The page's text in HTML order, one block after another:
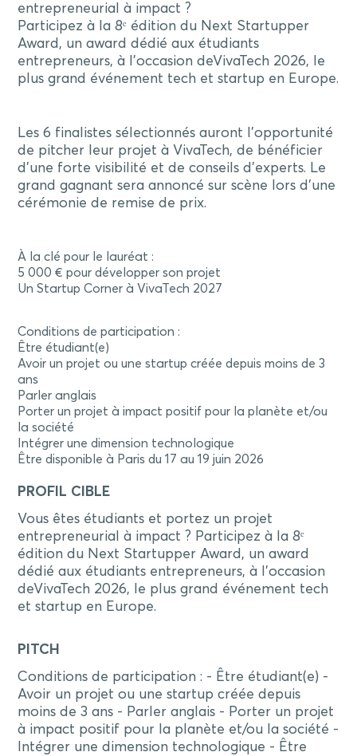
entrepreneurial à impact ?
Participez à la 8ᵉ édition du Next Startupper
Award, un award dédié aux étudiants
entrepreneurs, à l’occasion deVivaTech 2026, le
plus grand événement tech et startup en Europe.
Les 6 finalistes sélectionnés auront l’opportunité
de pitcher leur projet à VivaTech, de bénéficier
d’une forte visibilité et de conseils d’experts. Le
grand gagnant sera annoncé sur scène lors d’une
cérémonie de remise de prix.
À la clé pour le lauréat :
5 000 € pour développer son projet
Un Startup Corner à VivaTech 2027
Conditions de participation :
Être étudiant(e)
Avoir un projet ou une startup créée depuis moins de 3
ans
Parler anglais
Porter un projet à impact positif pour la planète et/ou
la société
Intégrer une dimension technologique
Être disponible à Paris du 17 au 19 juin 2026
PROFIL CIBLE
Vous êtes étudiants et portez un projet
entrepreneurial à impact ? Participez à la 8ᵉ
édition du Next Startupper Award, un award
dédié aux étudiants entrepreneurs, à l’occasion
deVivaTech 2026, le plus grand événement tech
et startup en Europe.
PITCH
Conditions de participation : - Être étudiant(e) -
Avoir un projet ou une startup créée depuis
moins de 3 ans - Parler anglais - Porter un projet
à impact positif pour la planète et/ou la société -
Intégrer une dimension technologique - Être